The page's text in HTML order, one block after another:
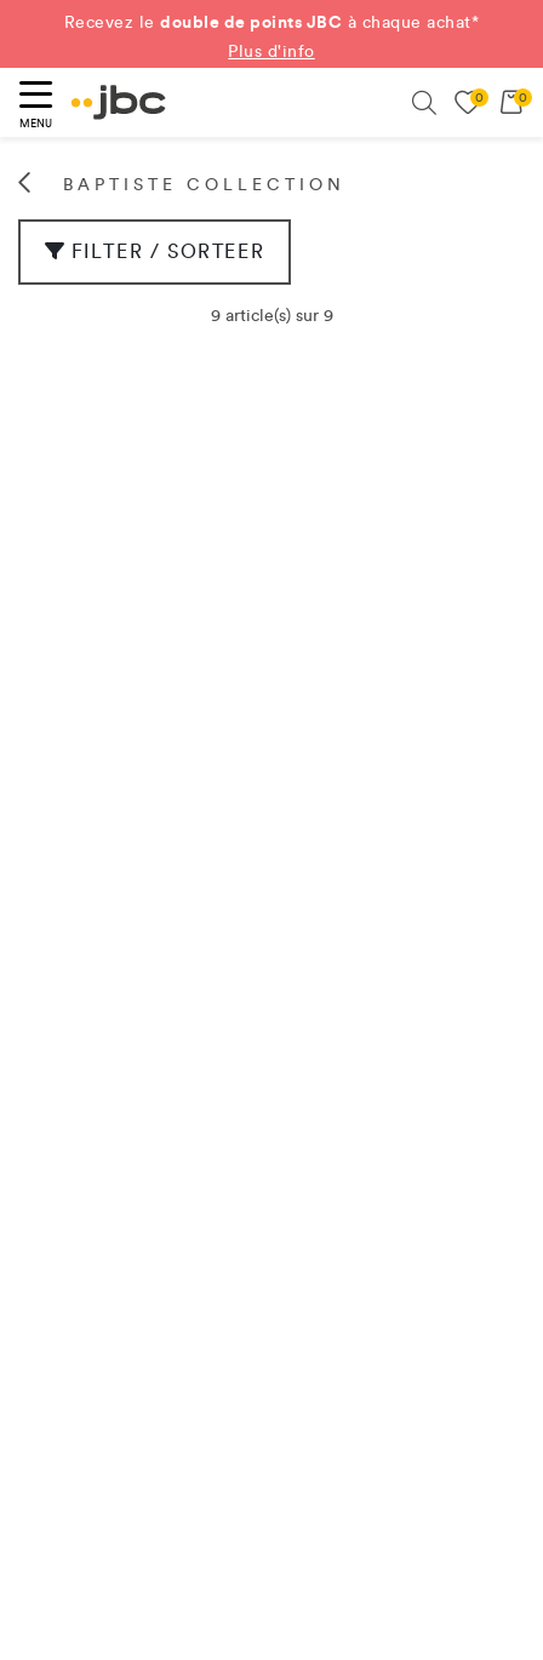
Recevez ledouble de points JBC à chaque achat*
Plus d'info
MENU
0 0
BAPTISTE COLLECTION
FILTER / SORTEER
9 article(s) sur 9